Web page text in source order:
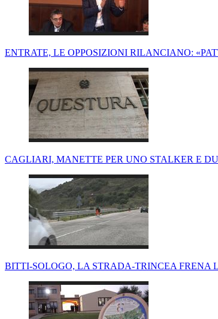
ENTRATE, LE OPPOSIZIONI RILANCIANO:
CAGLIARI, MANETTE PER UNO STALKER E
BITTI-SOLOGO, LA STRADA-TRINCEA FRENA